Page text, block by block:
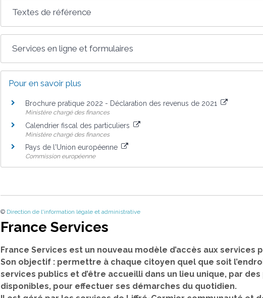
Textes de référence
Services en ligne et formulaires
Pour en savoir plus
Brochure pratique 2022 - Déclaration des revenus de 2021
Ministère chargé des finances
Calendrier fiscal des particuliers
Ministère chargé des finances
Pays de l'Union européenne
Commission européenne
© Direction de l'information légale et administrative
France Services
France Services est un nouveau modèle d’accès aux services
Son objectif : permettre à chaque citoyen quel que soit
services publics et d’être accueilli dans un lieu unique, par
disponibles, pour effectuer ses démarches du quotidien.